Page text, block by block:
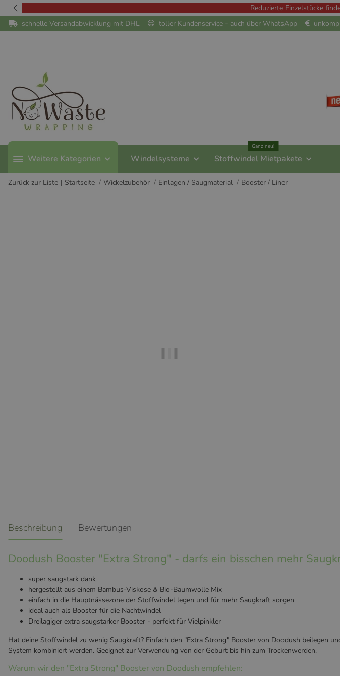
Reduzierte Einzelstücke
schnelle Versandabwicklung mit DHL
toller Kundenservice - auch über WhatsApp
Weitere Kategorien Windelsysteme Stoffwindel Mietpakete
Ganz neu!
Zurück zur Liste Startseite Wickelzubehör Einlagen / Saugmaterial Booster / Liner
Beschreibung Bewertungen
Doodush Booster "Extra Strong" - darfs ein bisschen mehr
super saugstark dank
hergestellt aus einem Bambus-Viskose & Bio-Baumwolle Mix
einfach in die Hauptnässezone der Stoffwindel legen und für mehr Saugkraft sorgen
ideal auch als Booster für die Nachtwindel
Dreilagiger extra saugstarker Booster - perfekt für Vielpinkler
Hat deine Stoffwindel zu wenig Saugkraft? Einfach den "Extra Strong" Booster von Doodush beilegen
System kombiniert werden. Geeignet zur Verwendung von der Geburt bis hin zum Trockenwerden.
Warum wir den "Extra Strong" Booster von Doodush empfehlen: